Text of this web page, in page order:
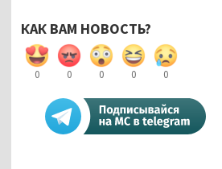
КАК ВАМ НОВОСТЬ?
0 0 0 0 0